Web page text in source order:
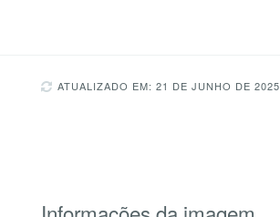
ATUALIZADO EM: 21 DE JUNHO DE 2025